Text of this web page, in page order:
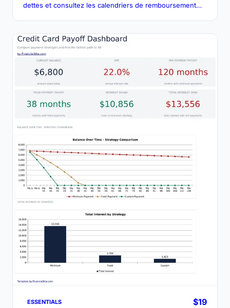
dettes et consultez les calendriers de remboursement
ESSENTIALS
$19